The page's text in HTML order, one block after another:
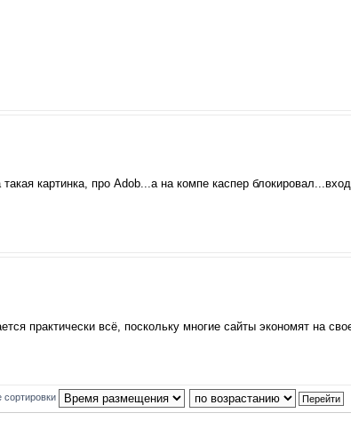
картинка, про Аdob...а на компе каспер блокировал...вход.
практически всё, поскольку многие сайты экономят на
сортировки